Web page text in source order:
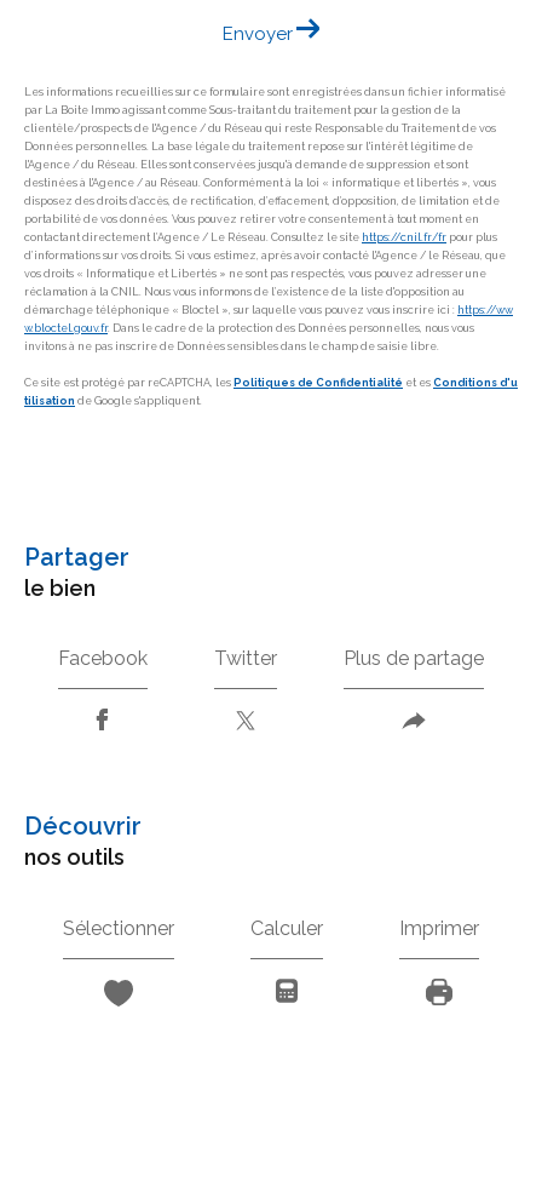
Envoyer
Les informations recueillies sur ce formulaire sont enregistrées dans un fichier informatisé
par La Boite Immo agissant comme Sous-traitant du traitement pour la gestion de la
clientèle/prospects de l'Agence / du Réseau qui reste Responsable du Traitement de vos
Données personnelles. La base légale du traitement repose sur l'intérêt légitime de
l'Agence / du Réseau. Elles sont conservées jusqu'à demande de suppression et sont
destinées à l'Agence / au Réseau. Conformément à la loi « informatique et libertés », vous
disposez des droits d’accès, de rectification, d’effacement, d’opposition, de limitation et de
portabilité de vos données. Vous pouvez retirer votre consentement à tout moment en
contactant directement l’Agence / Le Réseau. Consultez le site https://cnil.fr/fr pour plus
d’informations sur vos droits. Si vous estimez, après avoir contacté l'Agence / le Réseau, que
vos droits « Informatique et Libertés » ne sont pas respectés, vous pouvez adresser une
réclamation à la CNIL. Nous vous informons de l’existence de la liste d'opposition au
démarchage téléphonique « Bloctel », sur laquelle vous pouvez vous inscrire ici : https://ww
w.bloctel.gouv.fr. Dans le cadre de la protection des Données personnelles, nous vous
invitons à ne pas inscrire de Données sensibles dans le champ de saisie libre.
Ce site est protégé par reCAPTCHA, les Politiques de Confidentialité et es Conditions d'u
tilisation de Google s'appliquent.
partager
le bien
Facebook Twitter Plus de partage
découvrir
nos outils
Sélectionner Calculer Imprimer